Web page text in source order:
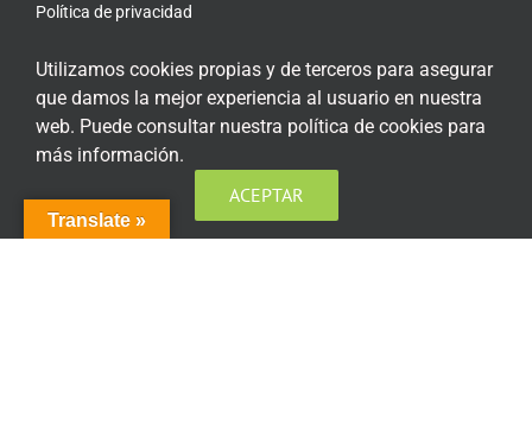
Política de privacidad
Política de cookies
Condiciones generales de contratación
Acceso plataforma de teleformación
Translate »
Utilizamos cookies propias y de terceros para asegurar
que damos la mejor experiencia al usuario en nuestra
web. Puede consultar nuestra política de cookies para
más información.
ACEPTAR